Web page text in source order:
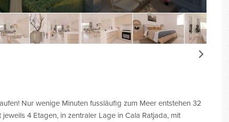
Nur wenige Minuten fussläufig zum Meer entstehen 32
4 Etagen, in zentraler Lage in Cala Ratjada, mit